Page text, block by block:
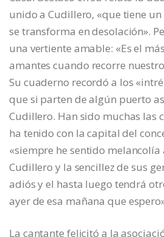
unido a Cudillero, «que tiene
se transforma en desolación».
una vertiente amable: «Es el
amantes cuando recorre
Su cuaderno recordó a los
que si parten de algún puerto
Cudillero. Han sido muchas las
ha tenido con la capital del
«siempre he sentido
Cudillero y la sencillez de sus
adiós y el hasta luego tendrá
ayer de esa mañana que
La cantante felicitó a la